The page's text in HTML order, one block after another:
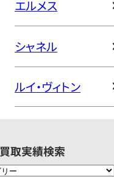
エルメス
シャネル
ルイ・ヴィトン
買取実績検索